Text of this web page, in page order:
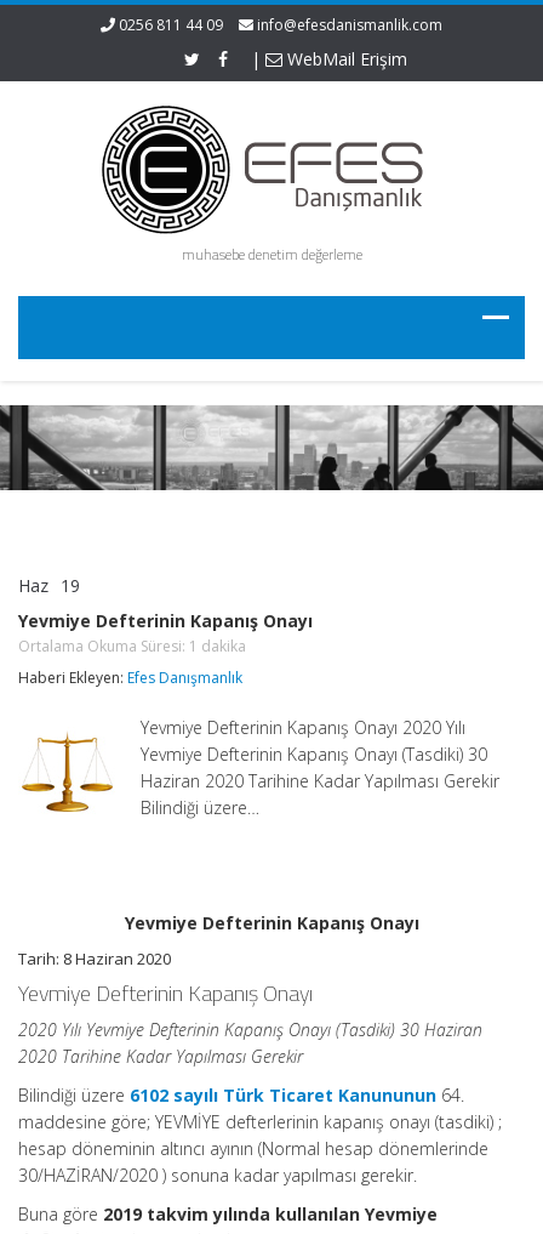
0256 811 44 09 info@efesdanismanlik.com
| WebMail Erişim
muhasebe denetim değerleme
Haz 19
Kapanış
Onayı
Ortalama
Okuma
dakika
Yevmiye Defterinin Kapanış Onayı
Ortalama Okuma Süresi: 1 dakika
Haberi Ekleyen: Efes Danışmanlık
Yevmiye Defterinin Kapanış Onayı 2020 Yılı
Yevmiye Defterinin Kapanış Onayı (Tasdiki) 30
Haziran 2020 Tarihine Kadar Yapılması Gerekir
Bilindiği üzere…
Yevmiye Defterinin Kapanış Onayı
Tarih: 8 Haziran 2020
Yevmiye Defterinin Kapanış Onayı
2020 Yılı Yevmiye Defterinin Kapanış Onayı (Tasdiki) 30 Haziran
2020 Tarihine Kadar Yapılması Gerekir
Bilindiği üzere 6102 sayılı Türk Ticaret Kanununun 64.
maddesine göre; YEVMİYE defterlerinin kapanış onayı (tasdiki) ;
hesap döneminin altıncı ayının (Normal hesap dönemlerinde
30/HAZİRAN/2020 ) sonuna kadar yapılması gerekir.
Buna göre 2019 takvim yılında kullanılan Yevmiye